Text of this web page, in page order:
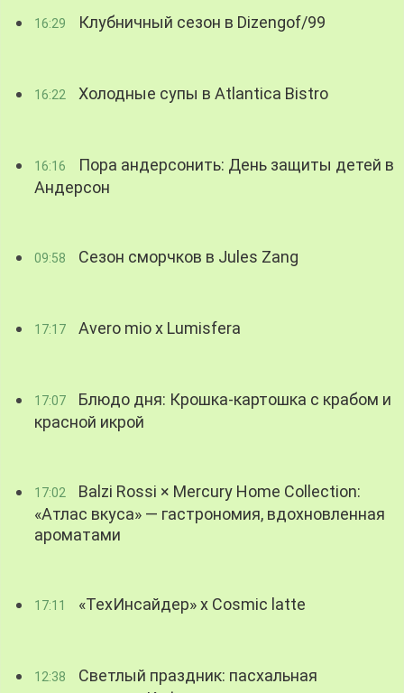
16:29 Клубничный сезон в Dizengof/99
16:22 Холодные супы в Atlantica Bistro
16:16
Пора андерсонить: День защиты детей в
Андерсон
09:58 Сезон сморчков в Jules Zang
17:17 Avero mio x Lumisfera
17:07
Блюдо дня: Крошка-картошка с крабом и
красной икрой
17:02
Balzi Rossi × Mercury Home Collection:
«Атлас вкуса» — гастрономия, вдохновленная
ароматами
17:11 «ТехИнсайдер» х Cosmic latte
12:38
Светлый праздник: пасхальная